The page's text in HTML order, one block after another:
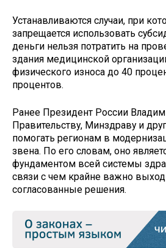
Устанавливаются случаи, при
запрещается использовать
деньги нельзя потратить на
здания медицинской
физического износа до 40
процентов.
Ранее Президент России
Правительству, Минздраву и
помогать регионам в
звена. По его словам, оно
фундаментом всей системы
связи с чем крайне важно
согласованные решения.